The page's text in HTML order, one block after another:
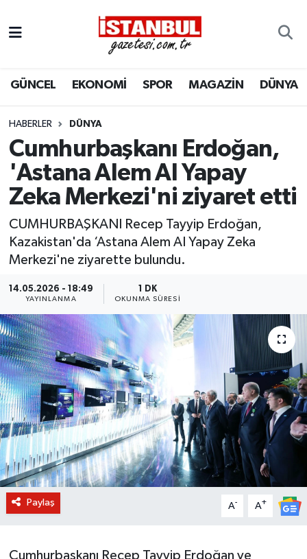
GÜNCEL EKONOMİ SPOR MAGAZİN DÜNYA
HABERLER DÜNYA
Cumhurbaşkanı Erdoğan,
'Astana Alem AI Yapay
Zeka Merkezi'ni ziyaret etti
CUMHURBAŞKANI Recep Tayyip Erdoğan,
Kazakistan'da ‘Astana Alem AI Yapay Zeka
Merkezi'ne ziyarette bulundu.
14.05.2026 - 18:49
YAYINLANMA
1 DK
OKUNMA SÜRESI
Paylaş A- A+
Cumhurbaşkanı Recep Tayyip Erdoğan ve
EKONOMİ
İSTANBUL
DÜNYA
SPOR
MAGAZİN
KÜLTÜR SANAT
SAĞLIK
BİLİM VE TEKNOLOJİ
OTOMOBİL
KURUMSAL
Nöbetçi Eczaneler
Hava Durumu
Trafik Durumu
Süper Lig Puan Durumu ve Fikstür
Tüm Manşetler
Son Dakika Haberleri
Haber Arşivi